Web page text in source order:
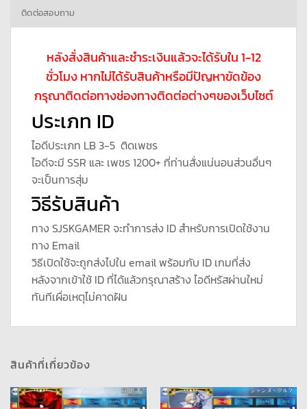
ติดต่อสอบถาม
หลังสั่งสินค้าและชำระเงินแล้วจะได้รับใน 1-12
ชั่วโมง หากไม่ได้รับสินค้าหรือมีปัญหาขัดข้อง
กรุณาติดต่อทางช่องทางติดต่อต่างๆของเว็บไซต์
ประเภท ID
ไอดีประเภท LB 3-5 ติดเพชร
ไอดีจะมี SSR และ เพชร 1200+ ที่ท่านสั่งแน่นอนส่วนอื่นๆ
จะเป็นการสุ่ม
วิธีรับสินค้า
ทาง SJSKGAMER จะทำการส่ง ID สำหรับการเปิดใช้งาน
ทาง Email
วิธีเปิดใช้จะถูกส่งไปใน email พร้อมกับ ID เกมที่ส่ง
หลังจากเข้าใช้ ID ที่ได้แล้วกรุณาสร้าง ไอดีหรัสผ่านใหม่
ทันทีเผื่อเหตุไม่คาดฝัน
สินค้าที่เกี่ยวข้อง